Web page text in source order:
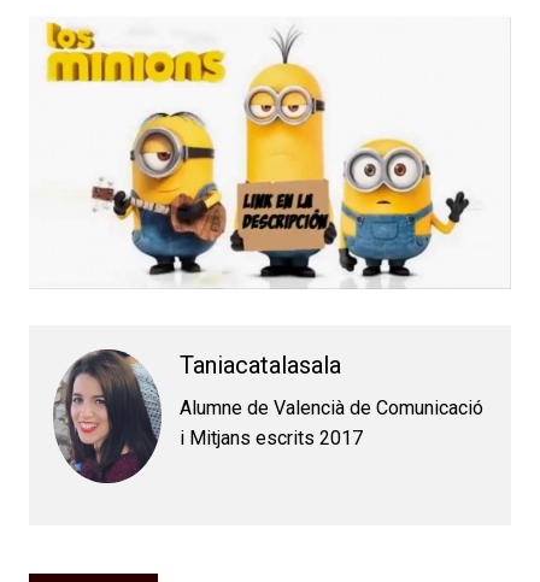
Taniacatalasala
Alumne de Valencià de Comunicació
i Mitjans escrits 2017